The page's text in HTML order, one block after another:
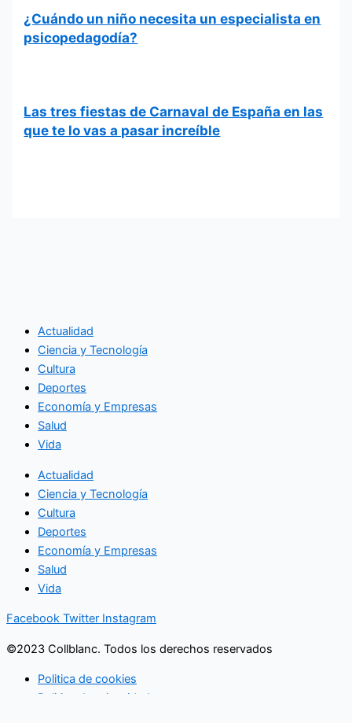
¿Cuándo un niño necesita un especialista en
psicopedagodía?
Las tres fiestas de Carnaval de España en las
que te lo vas a pasar increíble
Actualidad
Ciencia y Tecnología
Cultura
Deportes
Economía y Empresas
Salud
Vida
Actualidad
Ciencia y Tecnología
Cultura
Deportes
Economía y Empresas
Salud
Vida
Facebook Twitter Instagram
©2023 Collblanc. Todos los derechos reservados
Politica de cookies
Politica de privacidad